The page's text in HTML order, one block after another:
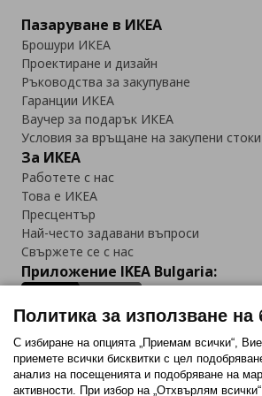
Пазаруване в ИКЕА
Брошури ИКЕА
Проектиране и дизайн
Ръководства за закупуване
Гаранции ИКЕА
Ваучер за подарък ИКЕА
Условия за връщане на закупени стоки
За ИКЕА
Работете с нас
Това е ИКЕА
Пресцентър
Най-често задавани въпроси
Свържете се с нас
Приложение IKEA Bulgaria:
Последвайте ни:
Политика за използване на
С избиране на опцията „Приемам всички“,
приемете всички бисквитки с цел
анализ на посещенията и подобряване на
активности. При избор на „Отхвърлям